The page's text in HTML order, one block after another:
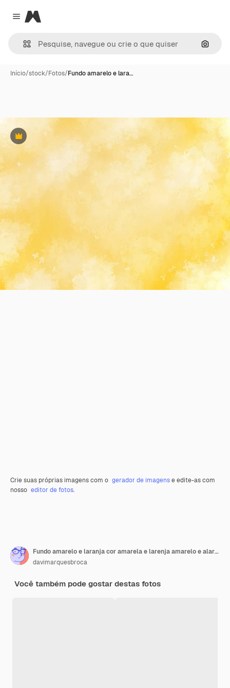
Close menu
Magnific
Início/stock/Fotos/Fundo amarelo e lara…
Premium
Crie suas próprias imagens com o gerador de imagense edite-as com
nosso editor de fotos.
Fundo amarelo e laranja cor amarela e larenja amarelo e alaranja resumo fundo
davimarquesbroca
Você também pode gostar destas fotos